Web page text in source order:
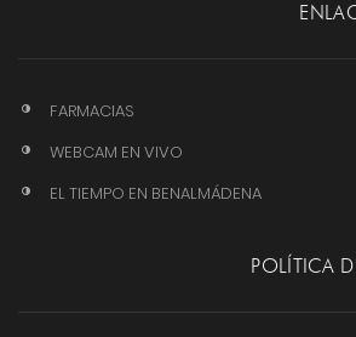
FARMACIAS
WEBCAM EN VIVO
EL TIEMPO EN BENALMÁDENA
POLÍTICA